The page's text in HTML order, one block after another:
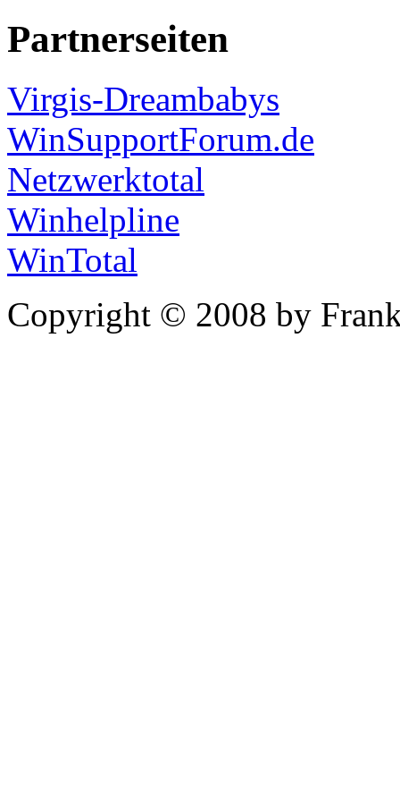
Partnerseiten
Virgis-Dreambabys
WinSupportForum.de
Netzwerktotal
Winhelpline
WinTotal
Copyright © 2008 by